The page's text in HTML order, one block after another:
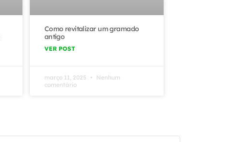
Como revitalizar um gramado
antigo
VER POST
março 11, 2025
Nenhum
comentário